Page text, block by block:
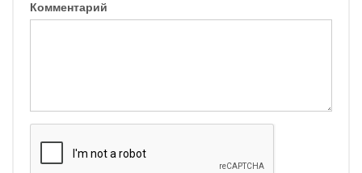
Комментарий